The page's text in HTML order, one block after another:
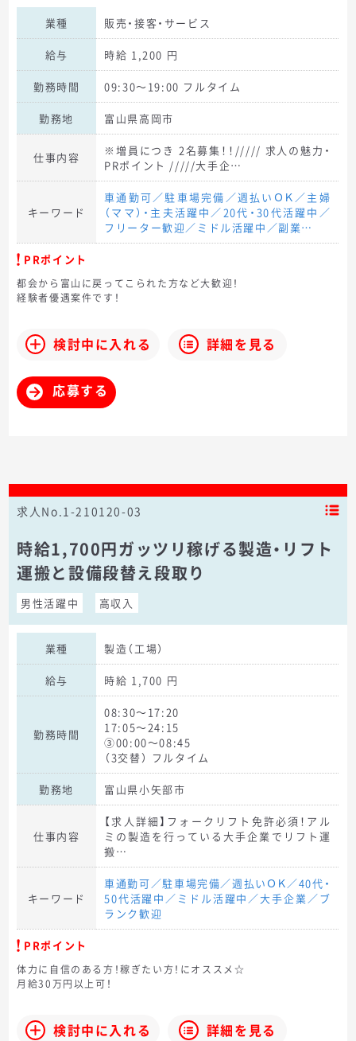
業種 販売・接客・サービス
給与 時給 1,200 円
勤務時間 09:30～19:00 フルタイム
勤務地 富山県高岡市
仕事内容
※増員につき 2名募集！！///// 求人の魅力・
PRポイント /////大手企…
キーワード
車通勤可／駐車場完備／週払いＯＫ／主婦
（ママ）・主夫活躍中／20代・30代活躍中／
フリーター歓迎／ミドル活躍中／副業…
PRポイント
都会から富山に戻ってこられた方など大歓迎！
経験者優遇案件です！
検討中に入れる 詳細を見る
応募する
求人No.1-210120-03
時給1,700円ガッツリ稼げる製造・リフト
運搬と設備段替え段取り
男性活躍中 高収入
業種 製造（工場）
給与 時給 1,700 円
勤務時間
08:30～17:20
17:05～24:15
③00:00～08:45
（3交替） フルタイム
勤務地 富山県小矢部市
仕事内容
【求人詳細】フォークリフト免許必須！アル
ミの製造を行っている大手企業でリフト運
搬…
キーワード
車通勤可／駐車場完備／週払いＯＫ／40代・
50代活躍中／ミドル活躍中／大手企業／ブ
ランク歓迎
PRポイント
体力に自信のある方！稼ぎたい方！にオススメ☆
月給30万円以上可！
検討中に入れる 詳細を見る